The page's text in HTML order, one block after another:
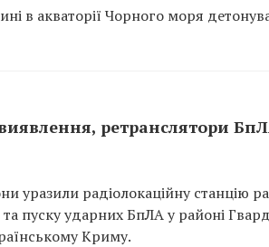
в акваторії Чорного моря
ретранслятори
уразили радіолокаційну станцію
та пуску ударних БпЛА у районі
Криму.